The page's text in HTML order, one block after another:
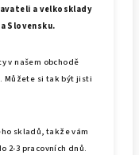
a velkosklady
Slovensku.
v našem obchodě
Můžete si tak být jisti
skladů, takže vám
2-3 pracovních dnů.